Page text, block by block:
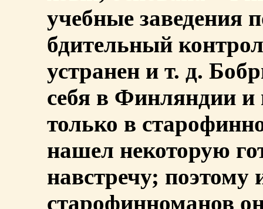
учебные заведения
бдительный
устранен и т. д.
себя в Финляндии
только в
нашел некоторую
навстречу; поэтому
старофинноманов